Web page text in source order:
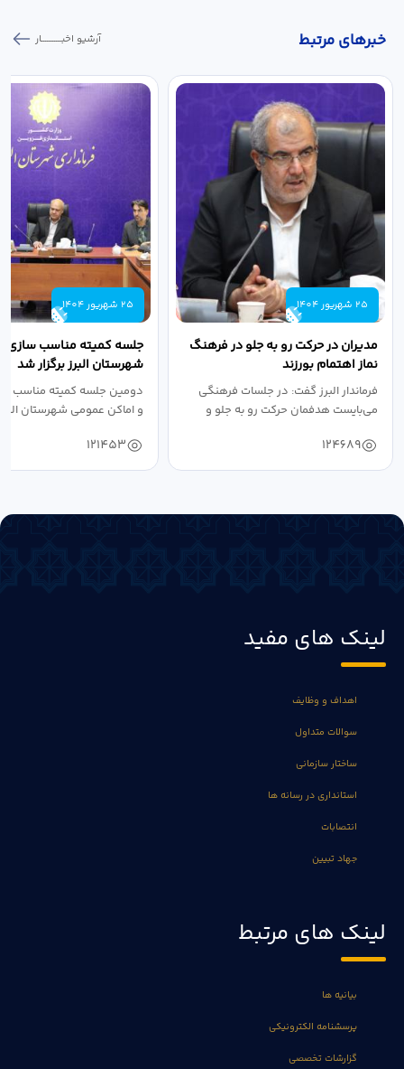
خبر‌های مرتبط آرشیو اخبـــــــــــار
25 شهریور 1404
مدیران در حرکت رو به جلو در فرهنگ
نماز اهتمام بورزند
فرماندار البرز گفت: در جلسات فرهنگی
می‌بایست هدفمان حرکت رو به جلو و
124689
25 شهریور 1404
جلسه کمیته مناسب سازی
شهرستان البرز برگزار شد
دومین جلسه کمیته مناسب
و اماکن عمومی شهرستان
121453
لینک های مفید
اهداف و وظایف
سوالات متداول
ساختار سازمانی
استانداری در رسانه ها
انتصابات
جهاد تبیین
لینک های مرتبط
بیانیه ها
پرسشنامه الکترونیکی
گزارشات تخصصی